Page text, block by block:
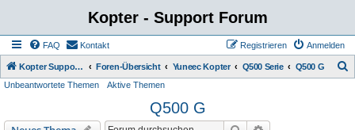
Kopter - Support Forum
FAQ Kontakt Anmelden
Registrieren
Kopter Support - von Anwendern für Anwender. Foren-Übersicht Yuneec Kopter Q500 Serie Q500 G
Unbeantwortete Themen Aktive Themen
Q500 G